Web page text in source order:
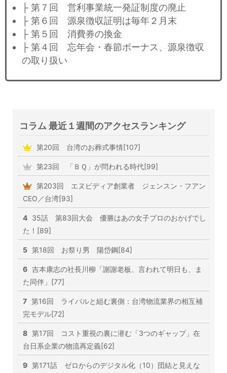
├ 第７回 営利事業統一発証制度の廃止
├ 第６回 源泉徴収証明は毎年２月末
├ 第５回 消費券の換金
├ 第４回 忘年会・春節ボーナス、源泉徴収
の取り扱い
コラム 最近１週間のアクセスランキング
第20回 台湾のお葬式事情[107]
第23回 「ＢＱ」が問われる時代[99]
第203回 エヌビディア創業者 ジェンスン・フアン
CEO／台湾[93]
4 35話 第83回大会 優勝はあの女子プロのおかげでし
た！[89]
5 第18回 お祭り男 陽岱鋼[84]
6 吉本康志の社長川柳「謝謝老板、言われて明日も、ま
た同伴」[77]
7 第16回 ライバルと組む裏側：台湾物流業界の相互補
完モデル[72]
8 第17回 コスト重視の裏に潜む「3つのギャップ」在
台日系企業の物流再定義[62]
9 第171話 ゼロからのデジタル化（10）団結と見えな